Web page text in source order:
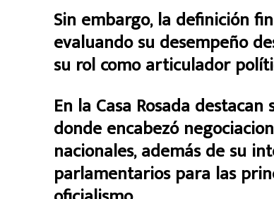
Sin embargo, la definición
evaluando su desempeño
su rol como articulador
En la Casa Rosada
donde encabezó
nacionales, además de su
parlamentarios para las